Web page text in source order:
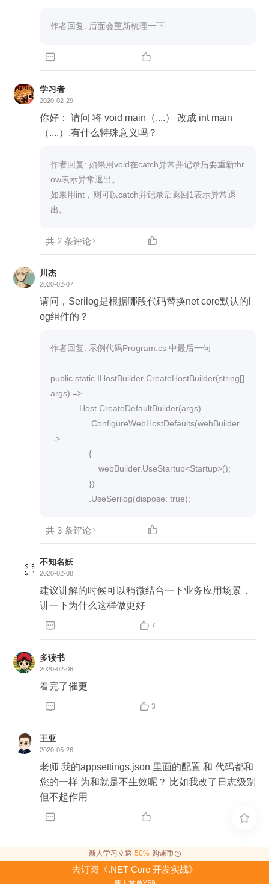
作者回复: 后面会重新梳理一下
 
学习者
2020-02-29
你好： 请问 将 void main（....） 改成 int main
（....）,有什么特殊意义吗？
作者回复: 如果用void在catch异常并记录后要重新thr
ow表示异常退出。
如果用int，则可以catch并记录后返回1表示异常退
出。
共 2 条评论 
川杰
2020-02-07
请问，Serilog是根据哪段代码替换net core默认的l
og组件的？
作者回复: 示例代码Program.cs 中最后一句
public static IHostBuilder CreateHostBuilder(string[]
args) =>
=>
                .UseSerilog(dispose: true);
共 3 条评论 
不知名妖
2020-02-08
建议讲解的时候可以稍微结合一下业务应用场景，
讲一下为什么这样做更好
  7
多读书
2020-02-06
看完了催更
  3
王亚
2020-05-26
老师 我的appsettings.json 里面的配置 和 代码都和
您的一样 为和就是不生效呢？ 比如我改了日志级别
但不起作用
 
新人学习立返 50% 购课币
去订阅《.NET Core 开发实战》
